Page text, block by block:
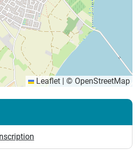
Leaflet | © OpenStreetMap